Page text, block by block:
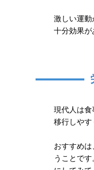
激しい運
十分効果が
現代人は
移行しやす
おすすめ
うことで